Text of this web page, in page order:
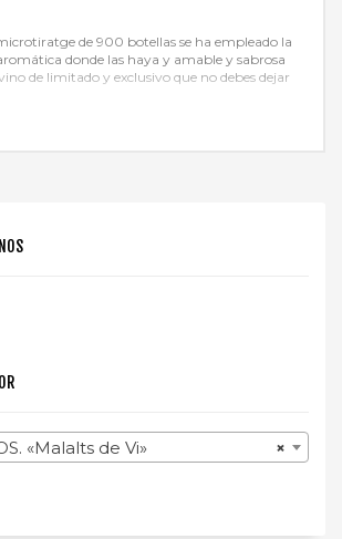
de 900 botellas se ha empleado la
donde las haya y amable y sabrosa
de limitado y exclusivo que no debes dejar
×
«Malalts de Vi»